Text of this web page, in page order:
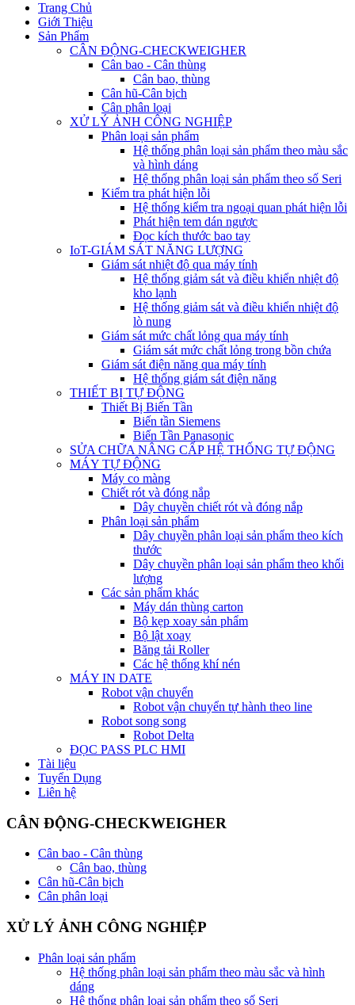
Trang Chủ
Giới Thiệu
Sản Phẩm
CÂN ĐỘNG-CHECKWEIGHER
Cân bao - Cân thùng
Cân bao, thùng
Cân hũ-Cân bịch
Cân phân loại
XỬ LÝ ẢNH CÔNG NGHIỆP
Phân loại sản phẩm
Hệ thống phân loại sản phẩm theo màu sắc
và hình dáng
Hệ thống phân loại sản phẩm theo số Seri
Kiểm tra phát hiện lỗi
Hệ thống kiểm tra ngoại quan phát hiện lỗi
Phát hiện tem dán ngược
Đọc kích thước bao tay
IoT-GIÁM SÁT NĂNG LƯỢNG
Giám sát nhiệt độ qua máy tính
Hệ thống giảm sát và điều khiển nhiệt độ
kho lạnh
Hệ thống giảm sát và điều khiển nhiệt độ
lò nung
Giám sát mức chất lỏng qua máy tính
Giám sát mức chất lỏng trong bồn chứa
Giám sát điện năng qua máy tính
Hệ thống giám sát điện năng
THIẾT BỊ TỰ ĐỘNG
Thiết Bị Biến Tần
Biến tần Siemens
Biến Tần Panasonic
SỬA CHỮA NÂNG CẤP HỆ THỐNG TỰ ĐỘNG
MÁY TỰ ĐỘNG
Máy co màng
Chiết rót và đóng nắp
Dây chuyền chiết rót và đóng nắp
Phân loại sản phẩm
Dây chuyền phân loại sản phẩm theo kích
thước
Dây chuyền phân loại sản phẩm theo khối
lượng
Các sản phẩm khác
Máy dán thùng carton
Bộ kẹp xoay sản phẩm
Bộ lật xoay
Băng tải Roller
Các hệ thống khí nén
MÁY IN DATE
Robot vận chuyển
Robot vận chuyển tự hành theo line
Robot song song
Robot Delta
ĐỌC PASS PLC HMI
Tài liệu
Tuyển Dụng
Liên hệ
CÂN ĐỘNG-CHECKWEIGHER
Cân bao - Cân thùng
Cân bao, thùng
Cân hũ-Cân bịch
Cân phân loại
XỬ LÝ ẢNH CÔNG NGHIỆP
Phân loại sản phẩm
Hệ thống phân loại sản phẩm theo màu sắc và hình
dáng
Hệ thống phân loại sản phẩm theo số Seri